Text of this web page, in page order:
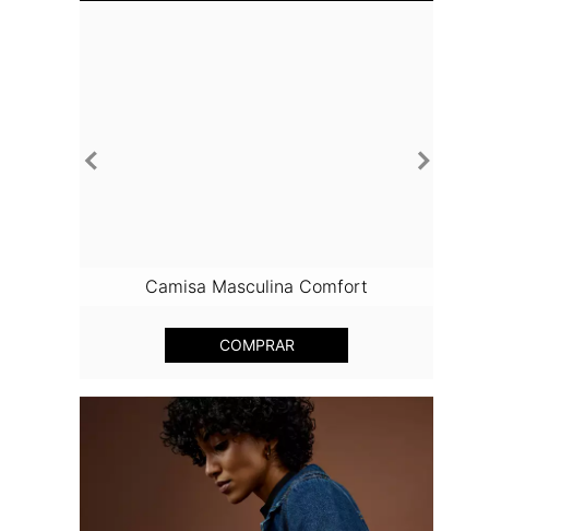
Camisa Masculina Comfort
COMPRAR
Anterior